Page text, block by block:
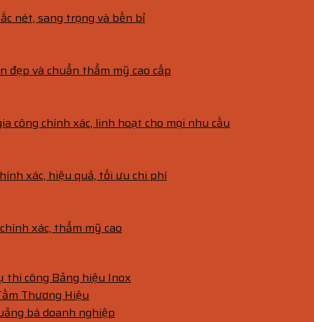
nét, sang trọng và bền bỉ
đẹp và chuẩn thẩm mỹ cao cấp
công chính xác, linh hoạt cho mọi nhu cầu
xác, hiệu quả, tối ưu chi phí
xác, thẩm mỹ cao
thi công Bảng hiệu Inox
Thương Hiệu
bá doanh nghiệp